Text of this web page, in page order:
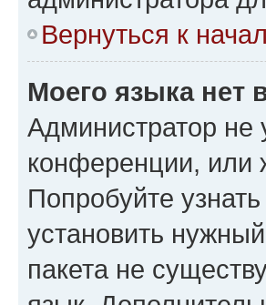
Вернуться к
Моего языка нет
Администратор не
конференции, или
Попробуйте
установить
пакета не